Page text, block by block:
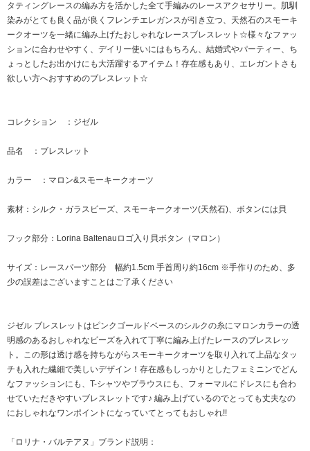
タティングレースの編み方を活かした全て手編みのレースアクセサリー。肌馴
染みがとても良く品が良くフレンチエレガンスが引き立つ、天然石のスモーキ
ークオーツを一緒に編み上げたおしゃれなレースブレスレット☆様々なファッ
ションに合わせやすく、デイリー使いにはもちろん、結婚式やパーティー、ち
ょっとしたお出かけにも大活躍するアイテム！存在感もあり、エレガントさも
欲しい方へおすすめのブレスレット☆
コレクション ：ジゼル
品名 ：ブレスレット
カラー ：マロン&スモーキークオーツ
素材：シルク・ガラスビーズ、スモーキークオーツ(天然石)、ボタンには貝
フック部分：Lorina Baltenauロゴ入り貝ボタン（マロン）
サイズ：レースパーツ部分 幅約1.5cm 手首周り約16cm ※手作りのため、多
少の誤差はございますことはご了承ください
ジゼル ブレスレットはピンクゴールドベースのシルクの糸にマロンカラーの透
明感のあるおしゃれなビーズを入れて丁寧に編み上げたレースのブレスレッ
ト。この形は透け感を持ちながらスモーキークオーツを取り入れて上品なタッ
チも入れた繊細で美しいデザイン！存在感もしっかりとしたフェミニンでどん
なファッションにも、T-シャツやブラウスにも、フォーマルにドレスにも合わ
せていただきやすいブレスレットです♪ 編み上げているのでとっても丈夫なの
におしゃれなワンポイントになっていてとってもおしゃれ!!
「ロリナ・バルテアヌ」ブランド説明：